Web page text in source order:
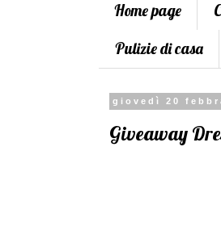
Home page
Pulizie di casa
giovedì 20
Giveaway